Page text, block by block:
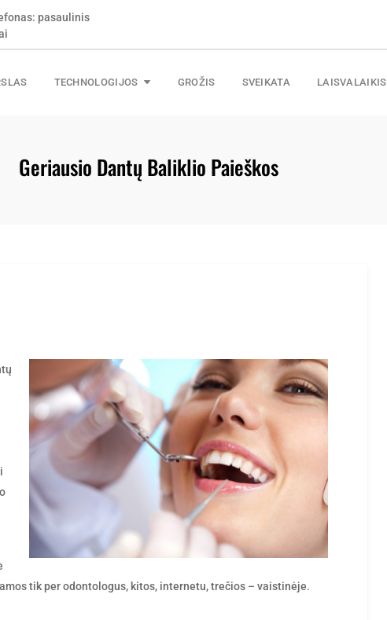
pasaulinis
TECHNOLOGIJOS GROŽIS SVEIKATA LAISVALAIKIS
Geriausio Dantų Baliklio Paieškos
tik per odontologus, kitos, internetu, trečios – vaistinėje.